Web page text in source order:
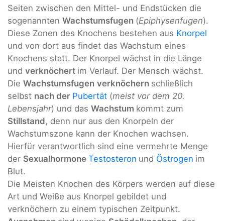
Seiten zwischen den Mittel- und Endstücken die
sogenannten Wachstumsfugen (Epiphysenfugen).
Diese Zonen des Knochens bestehen aus Knorpel
und von dort aus findet das Wachstum eines
Knochens statt. Der Knorpel wächst in die Länge
und verknöchert im Verlauf. Der Mensch wächst.
Die Wachstumsfugen verknöchern schließlich
selbst nach der Pubertät (meist vor dem 20.
Lebensjahr) und das Wachstum kommt zum
Stillstand, denn nur aus den Knorpeln der
Wachstumszone kann der Knochen wachsen.
Hierfür verantwortlich sind eine vermehrte Menge
der Sexualhormone Testosteron und Östrogen im
Blut.
Die Meisten Knochen des Körpers werden auf diese
Art und Weiße aus Knorpel gebildet und
verknöchern zu einem typischen Zeitpunkt.